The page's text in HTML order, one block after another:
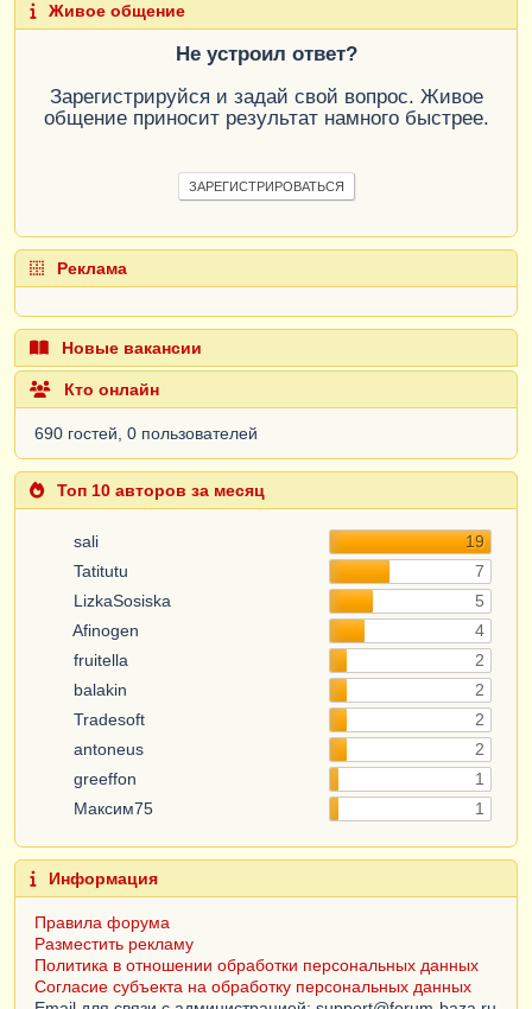
Живое общение
Не устроил ответ?
Зарегистрируйся и задай свой вопрос. Живое
общение приносит результат намного быстрее.
ЗАРЕГИСТРИРОВАТЬСЯ
Реклама
Новые вакансии
Кто онлайн
690 гостей, 0 пользователей
Топ 10 авторов за месяц
19
Tatitutu
7
LizkaSosiska
5
Afinogen
4
fruitella
2
balakin
2
Tradesoft
2
antoneus
2
greeffon
1
Максим75
1
Информация
Правила форума
Разместить рекламу
Политика в отношении обработки персональных данных
Согласие субъекта на обработку персональных данных